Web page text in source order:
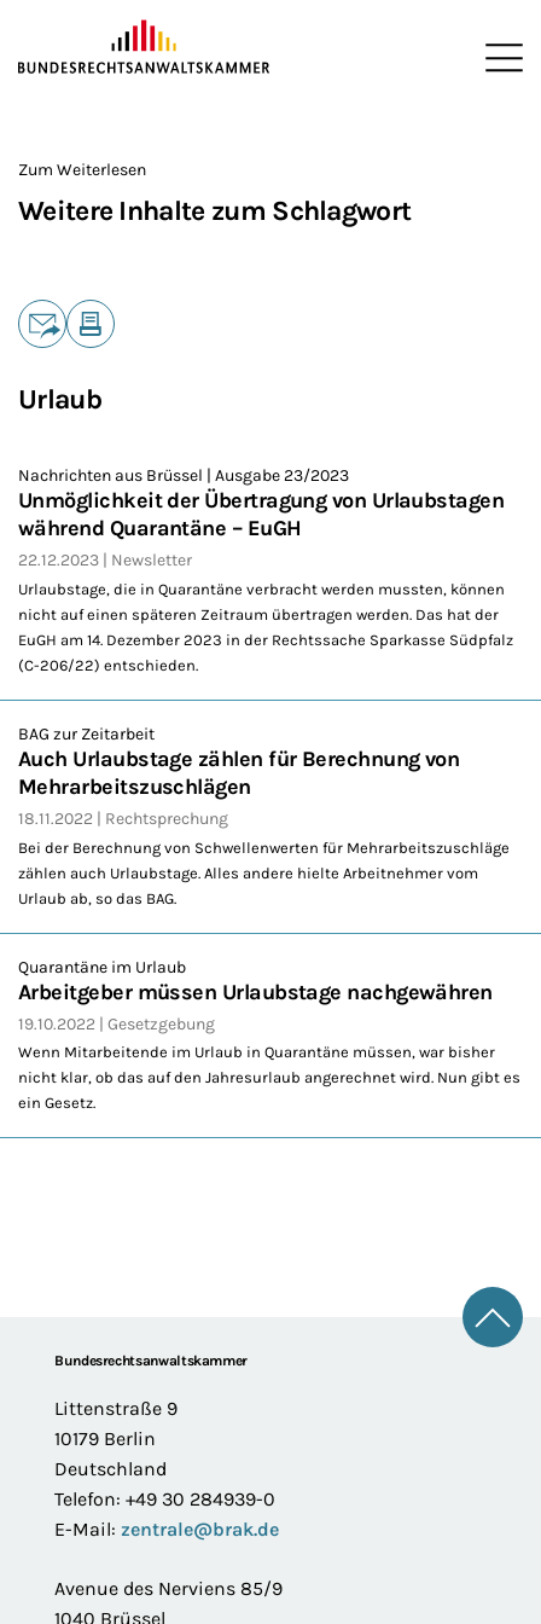
ZUM HAUPTINHALT SPRINGEN
Zum Weiterlesen
Weitere Inhalte zum Schlagwort
Teilen
Urlaub
Nachrichten aus Brüssel | Ausgabe 23/2023
Unmöglichkeit der Übertragung von Urlaubstagen
während Quarantäne – EuGH
22.12.2023 Newsletter
Urlaubstage, die in Quarantäne verbracht werden mussten, können
nicht auf einen späteren Zeitraum übertragen werden. Das hat der
EuGH am 14. Dezember 2023 in der Rechtssache Sparkasse Südpfalz
(C-206/22) entschieden.
BAG zur Zeitarbeit
Auch Urlaubstage zählen für Berechnung von
Mehrarbeitszuschlägen
18.11.2022 Rechtsprechung
Bei der Berechnung von Schwellenwerten für Mehrarbeitszuschläge
zählen auch Urlaubstage. Alles andere hielte Arbeitnehmer vom
Urlaub ab, so das BAG.
Quarantäne im Urlaub
Arbeitgeber müssen Urlaubstage nachgewähren
19.10.2022 Gesetzgebung
Wenn Mitarbeitende im Urlaub in Quarantäne müssen, war bisher
nicht klar, ob das auf den Jahresurlaub angerechnet wird. Nun gibt es
ein Gesetz.
FooterBundesrechtsanwaltskammer
Littenstraße 9
10179 Berlin
Deutschland
Telefon: +49 30 284939-0
E-Mail: zentrale@brak.de
Avenue des Nerviens 85/9
1040 Brüssel